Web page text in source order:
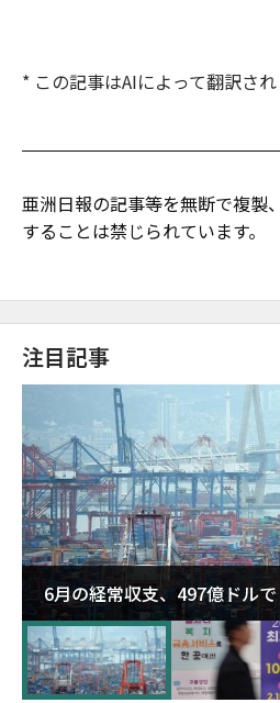
* この記事はAIによって翻訳され
亜洲日報の記事等を無断で複製
することは禁じられています。
注目記事
6月の経常収支、497億ドル
が初の1000億ドル突破